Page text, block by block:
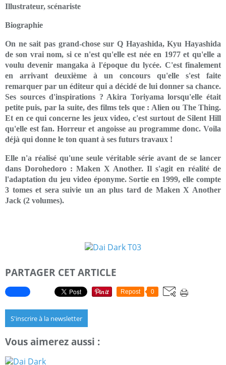
Illustrateur, scénariste
Biographie
On ne sait pas grand-chose sur Q Hayashida, Kyu Hayashida
de son vrai nom, si ce n'est qu'elle est née en 1977 et qu'elle a
voulu devenir mangaka à l'époque du lycée. C'est finalement
en arrivant deuxième à un concours qu'elle s'est faite
remarquer par un éditeur qui a décidé de lui donner sa chance.
Ses sources d'inspirations ? Akira Toriyama lorsqu'elle était
petite puis, par la suite, des films tels que : Alien ou The Thing.
Et en ce qui concerne les jeux video, c'est surtout de Silent Hill
qu'elle est fan. Horreur et angoisse au programme donc. Voila
déjà qui donne le ton quant à ses futurs travaux !
Elle n'a réalisé qu'une seule véritable série avant de se lancer
dans Dorohedoro : Maken X Another. Il s'agit en réalité de
l'adaptation du jeu video éponyme. Sortie en 1999, elle compte
3 tomes et sera suivie un an plus tard de Maken X Another
Jack (2 volumes).
PARTAGER CET ARTICLE
Repost 0
S'inscrire à la newsletter
Vous aimerez aussi :